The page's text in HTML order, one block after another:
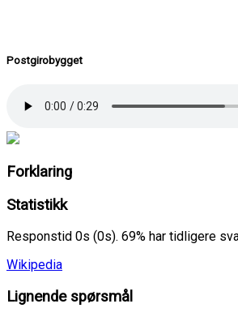
Postgirobygget
Forklaring
Statistikk
Responstid 0s (0s). 69% har tidligere
Wikipedia
Lignende spørsmål